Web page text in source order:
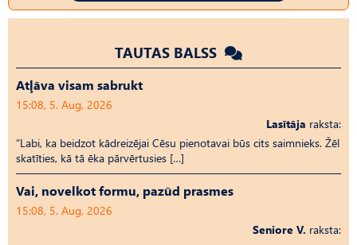
TAUTAS BALSS
Atļāva visam sabrukt
15:08, 5. Aug, 2026
Lasītāja raksta:
“Labi, ka beidzot kādreizējai Cēsu pienotavai būs cits saimnieks. Žēl
skatīties, kā tā ēka pārvērtusies […]
Vai, novelkot formu, pazūd prasmes
15:08, 5. Aug, 2026
Seniore V. raksta: